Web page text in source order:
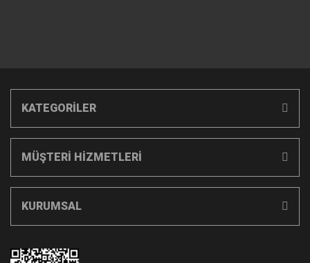
KATEGORİLER
MÜŞTERİ HİZMETLERİ
KURUMSAL